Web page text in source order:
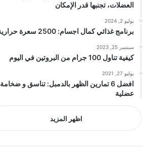
العضلات، تجنبها قدر الإمكان
يوليو 2, 2024
برنامج غذائي كمال اجسام: 2500 سعرة حرارية
سبتمبر 25, 2023
كيفية تناول 100 جرام من البروتين في اليوم
يوليو 27, 2021
افضل 6 تمارين الظهر بالدمبل: تناسق و ضخامة
عضلية
اظهر المزيد